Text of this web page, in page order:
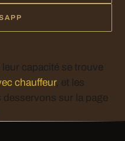
capacité se trouve
chauffeur, et les
sur la page